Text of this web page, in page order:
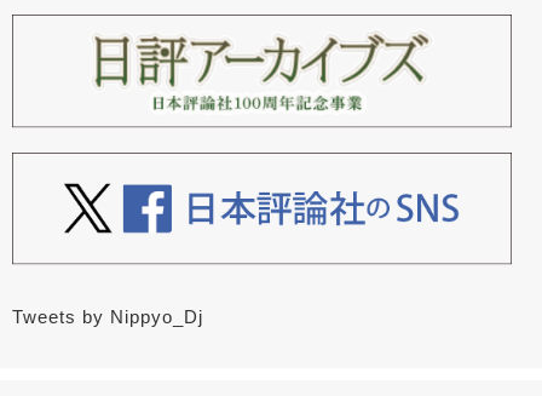
Tweets by Nippyo_Dj